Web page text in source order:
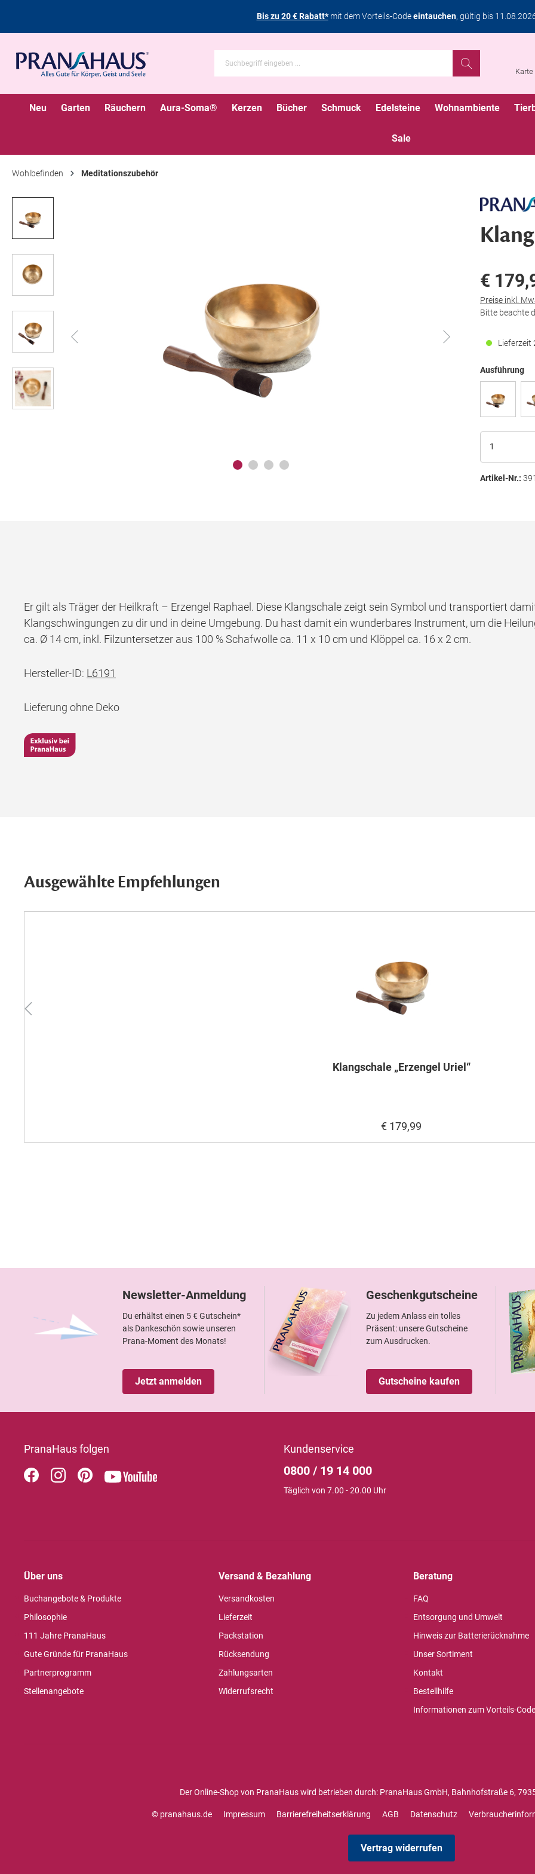
Bis zu 20 € Rabatt*mit dem Vorteils-Codeeintauchen, gültig bis
Neu Garten Räuchern Aura-Soma® Kerzen Bücher Schmuck Edelsteine Wohnambiente
Sale
Wohlbefinden Meditationszubehör
€
Preise inkl.
Bitte beachte
Lieferzeit
Ausführung
Artikel-Nr.:
Er gilt als Träger der Heilkraft – Erzengel Raphael. Diese Klangschale zeigt sein Symbol und transportiert
Klangschwingungen zu dir und in deine Umgebung. Du hast damit ein wunderbares Instrument, um die
ca. Ø 14 cm, inkl. Filzuntersetzer aus 100 % Schafwolle ca. 11 x 10 cm und Klöppel ca. 16 x 2 cm.
Hersteller-ID: L6191
Lieferung ohne Deko
Ausgewählte Empfehlungen
Klangschale „Erzengel Uriel“
€ 179,99
Newsletter-Anmeldung
Du erhältst einen 5 € Gutschein*
als Dankeschön sowie unseren
Prana-Moment des Monats!
Jetzt anmelden
Geschenkgutscheine
Zu jedem Anlass ein tolles
Präsent: unsere Gutscheine
zum Ausdrucken.
Gutscheine kaufen
PranaHaus folgen Kundenservice
0800 / 19 14 000
Täglich von 7.00 - 20.00 Uhr
Über uns
Buchangebote & Produkte
Philosophie
111 Jahre PranaHaus
Gute Gründe für PranaHaus
Partnerprogramm
Stellenangebote
Versand & Bezahlung
Versandkosten
Lieferzeit
Packstation
Rücksendung
Zahlungsarten
Widerrufsrecht
Beratung
FAQ
Entsorgung und Umwelt
Hinweis zur Batterierücknahme
Unser Sortiment
Kontakt
Bestellhilfe
Informationen zum Vorteils-Code
Der Online-Shop von PranaHaus wird betrieben durch: PranaHaus GmbH, Bahnhofstraße 6,
© pranahaus.de Impressum Barrierefreiheitserklärung AGB Datenschutz
Vertrag widerrufen